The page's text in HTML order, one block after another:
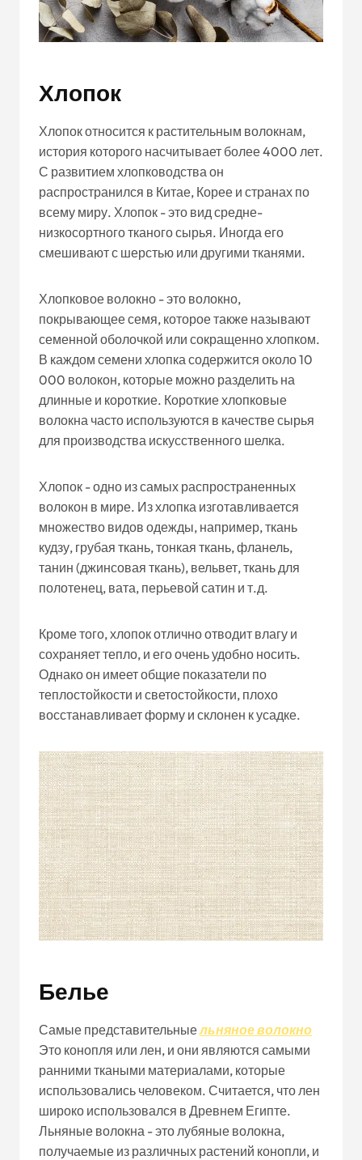
Хлопок
Хлопок относится к растительным волокнам,
история которого насчитывает более 4000 лет.
С развитием хлопководства он
распространился в Китае, Корее и странах по
всему миру. Хлопок - это вид средне-
низкосортного тканого сырья. Иногда его
смешивают с шерстью или другими тканями.
Хлопковое волокно - это волокно,
покрывающее семя, которое также называют
семенной оболочкой или сокращенно хлопком.
В каждом семени хлопка содержится около 10
000 волокон, которые можно разделить на
длинные и короткие. Короткие хлопковые
волокна часто используются в качестве сырья
для производства искусственного шелка.
Хлопок - одно из самых распространенных
волокон в мире. Из хлопка изготавливается
множество видов одежды, например, ткань
кудзу, грубая ткань, тонкая ткань, фланель,
танин (джинсовая ткань), вельвет, ткань для
полотенец, вата, перьевой сатин и т.д.
Кроме того, хлопок отлично отводит влагу и
сохраняет тепло, и его очень удобно носить.
Однако он имеет общие показатели по
теплостойкости и светостойкости, плохо
восстанавливает форму и склонен к усадке.
Белье
Самые представительныельняное волокно
Это конопля или лен, и они являются самыми
ранними ткаными материалами, которые
использовались человеком. Считается, что лен
широко использовался в Древнем Египте.
Льняные волокна - это лубяные волокна,
получаемые из различных растений конопли, и